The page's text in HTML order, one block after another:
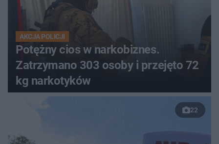
AKCJA POLICJI
Potężny cios w narkobiznes.
Zatrzymano 303 osoby i przejęto 72
kg narkotyków
22